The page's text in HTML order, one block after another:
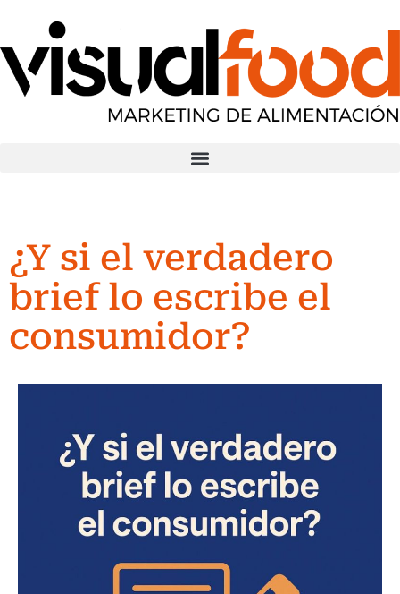
¿Y si el verdadero
brief lo escribe el
consumidor?